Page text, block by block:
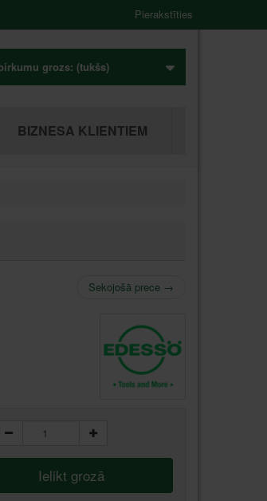
Pierakstīties
grozs: (tukšs)
BIZNESA KLIENTIEM
Sekojošā prece →
Ielikt grozā